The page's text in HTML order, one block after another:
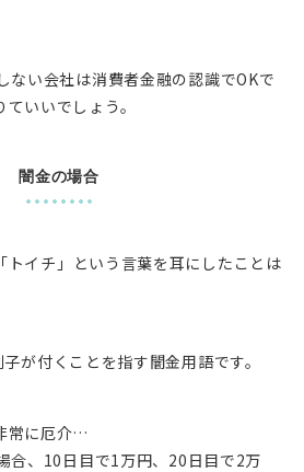
ない会社は消費者金融の認識でOKで
いいでしょう。
闇金の場合
トイチ 」という言葉を耳にしたことは
が付く ことを指す闇金用語です。
常に厄介…
合、10日目で1万円、20日目で2万